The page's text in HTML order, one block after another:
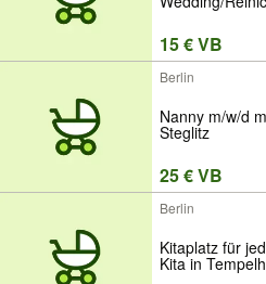
15 € VB
Berlin
Nanny m/w/d
Steglitz
25 € VB
Berlin
Kitaplatz für
Kita in